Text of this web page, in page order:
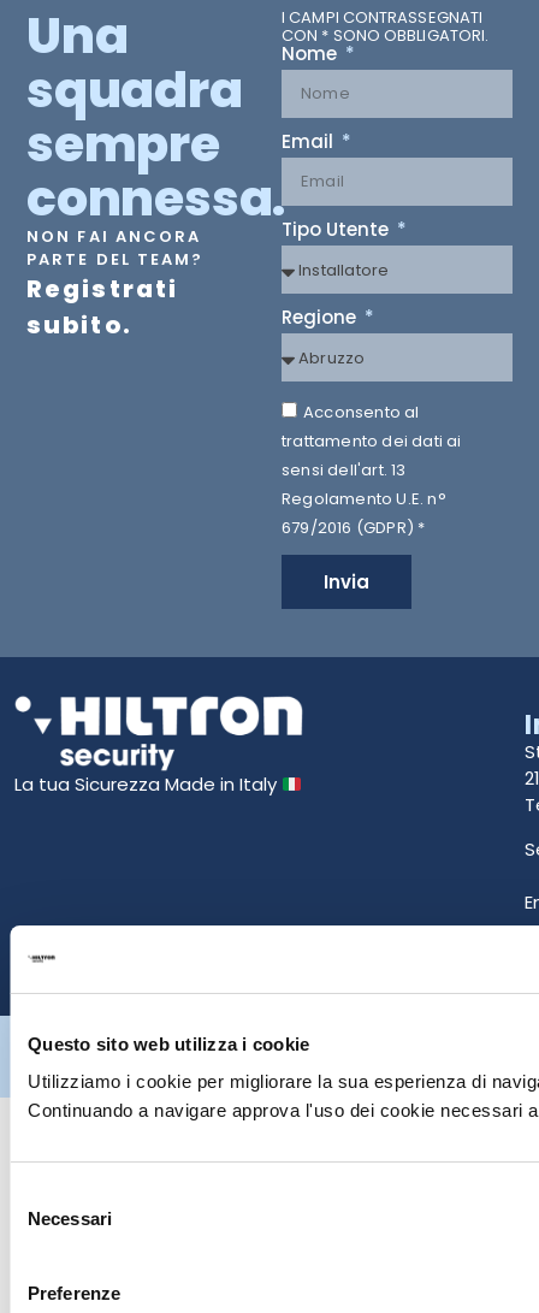
Questo sito web utilizza i cookie
Utilizziamo i cookie per migliorare la sua esperienza di
Continuando a navigare approva l'uso dei cookie necessari
delNecessari
Preferenze
Una
squadra
sempre
connessa.
NON FAI ANCORA
PARTE DEL TEAM?
Registrati
subito.
I CAMPI CONTRASSEGNATI
CON * SONO OBBLIGATORI.
Nome
Email
Tipo Utente
Regione
Acconsento al
trattamento dei dati ai
sensi dell'art. 13
Regolamento U.E. n°
679/2016 (GDPR) *
Invia
La tua Sicurezza Made in Italy
Hiltron Security è distribuito in Italia da Hiltron Land S.r.l. | P.IVA
IT07395971216| Design byav communication.it
riservati